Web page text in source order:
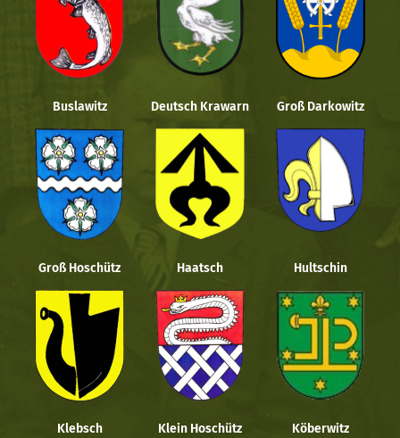
Buslawitz Deutsch Krawarn Groß Darkowitz
Groß Hoschütz Haatsch Hultschin
Klebsch Klein Hoschütz Köberwitz